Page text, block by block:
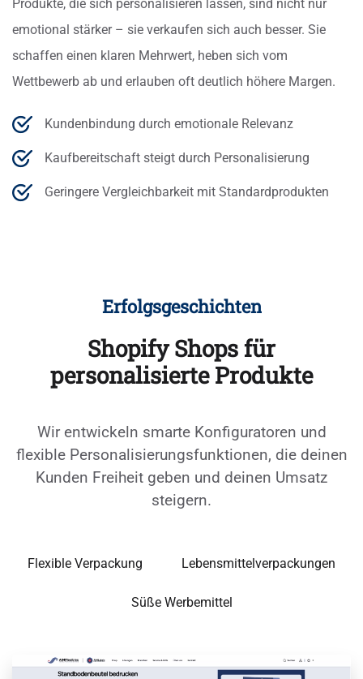
Produkte, die sich personalisieren lassen, sind nicht nur
emotional stärker – sie verkaufen sich auch besser. Sie
schaffen einen klaren Mehrwert, heben sich vom
Wettbewerb ab und erlauben oft deutlich höhere Margen.
Kundenbindung durch emotionale Relevanz
Kaufbereitschaft steigt durch Personalisierung
Geringere Vergleichbarkeit mit Standardprodukten
Erfolgsgeschichten
Shopify Shops für
personalisierte Produkte
Wir entwickeln smarte Konfiguratoren und
flexible Personalisierungsfunktionen, die deinen
Kunden Freiheit geben und deinen Umsatz
steigern.
Flexible Verpackung Lebensmittelverpackungen
Süße Werbemittel